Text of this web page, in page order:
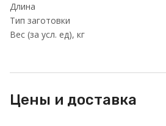
Длина
Тип заготовки
Вес (за усл. ед), кг
Цены и доставка